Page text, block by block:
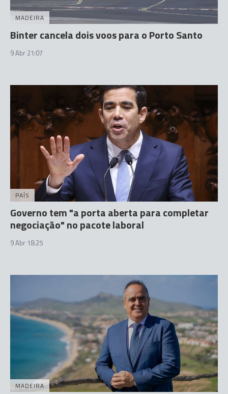
MADEIRA
Binter cancela dois voos para o Porto Santo
9 Abr 21:07
PAÍS
Governo tem "a porta aberta para completar
negociação" no pacote laboral
9 Abr 18:25
MADEIRA